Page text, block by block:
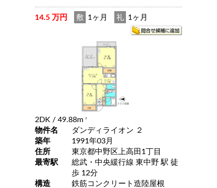
14.5 万円 敷 1ヶ月 礼 1ヶ月
2DK / 49.88m 2
物件名
ダンディライオン ２
築年
1991年03月
住所
東京都中野区上高田1丁目
最寄駅
総武・中央緩行線 東中野 駅 徒
歩 12分
構造
鉄筋コンクリート造陸屋根